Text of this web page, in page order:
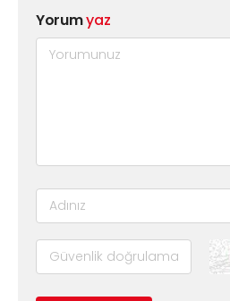
Yorumyaz